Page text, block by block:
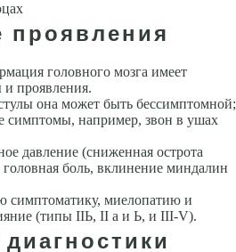
проявления
головного мозга имеет
проявления.
она может быть бессимптомной;
симптомы, например, звон в ушах
давление (сниженная острота
головная боль, вклинение миндалин
симптоматику, миелопатию и
(типы IIЬ, II а и Ь, и III-V).